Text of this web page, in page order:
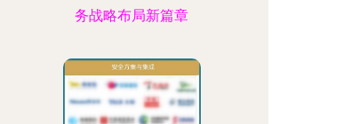
务战略布局新篇章